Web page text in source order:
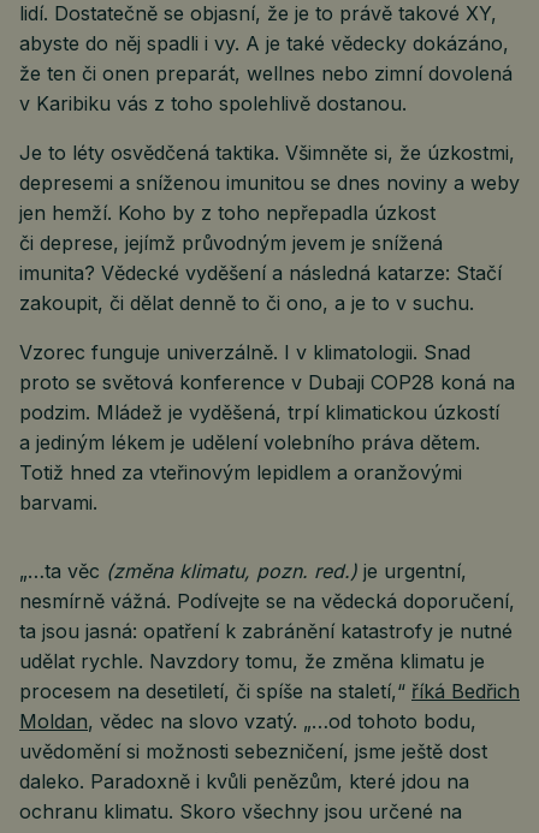
lidí. Dostatečně se objasní, že je to právě takové XY,
abyste do něj spadli i vy. A je také vědecky dokázáno,
že ten či onen preparát, wellnes nebo zimní dovolená
v Karibiku vás z toho spolehlivě dostanou.
Je to léty osvědčená taktika. Všimněte si, že úzkostmi,
depresemi a sníženou imunitou se dnes noviny a weby
jen hemží. Koho by z toho nepřepadla úzkost
či deprese, jejímž průvodným jevem je snížená
imunita? Vědecké vyděšení a následná katarze: Stačí
zakoupit, či dělat denně to či ono, a je to v suchu.
Vzorec funguje univerzálně. I v klimatologii. Snad
proto se světová konference v Dubaji COP28 koná na
podzim. Mládež je vyděšená, trpí klimatickou úzkostí
a jediným lékem je udělení volebního práva dětem.
Totiž hned za vteřinovým lepidlem a oranžovými
barvami.
„…ta věc (změna klimatu, pozn. red.) je urgentní,
nesmírně vážná. Podívejte se na vědecká doporučení,
ta jsou jasná: opatření k zabránění katastrofy je nutné
udělat rychle. Navzdory tomu, že změna klimatu je
procesem na desetiletí, či spíše na staletí,“ říká Bedřich
Moldan, vědec na slovo vzatý. „…od tohoto bodu,
uvědomění si možnosti sebezničení, jsme ještě dost
daleko. Paradoxně i kvůli penězům, které jdou na
ochranu klimatu. Skoro všechny jsou určené na